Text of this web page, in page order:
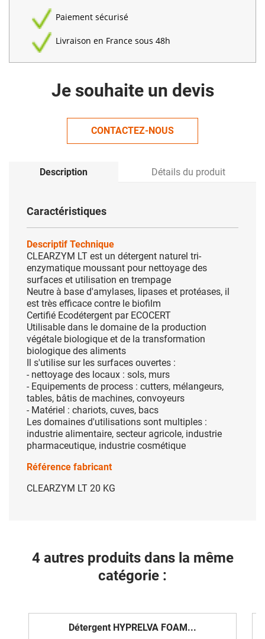
Paiement sécurisé
Livraison en France sous 48h
Je souhaite un devis
CONTACTEZ-NOUS
Description Détails du produit
Caractéristiques
Descriptif Technique
CLEARZYM LT est un détergent naturel tri-
enzymatique moussant pour nettoyage des
surfaces et utilisation en trempage
Neutre à base d'amylases, lipases et protéases, il
est très efficace contre le biofilm
Certifié Ecodétergent par ECOCERT
Utilisable dans le domaine de la production
végétale biologique et de la transformation
biologique des aliments
Il s'utilise sur les surfaces ouvertes :
- nettoyage des locaux : sols, murs
- Equipements de process : cutters, mélangeurs,
tables, bâtis de machines, convoyeurs
- Matériel : chariots, cuves, bacs
Les domaines d'utilisations sont multiples :
industrie alimentaire, secteur agricole, industrie
pharmaceutique, industrie cosmétique
Référence fabricant
CLEARZYM LT 20 KG
4 autres produits dans la même
catégorie :
Détergent HYPRELVA FOAM...